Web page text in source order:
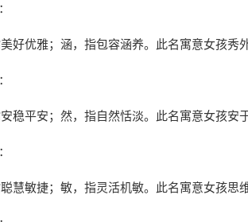
好优雅；涵，指包容涵养。此名寓意女孩秀
稳平安；然，指自然恬淡。此名寓意女孩安
慧敏捷；敏，指灵活机敏。此名寓意女孩思